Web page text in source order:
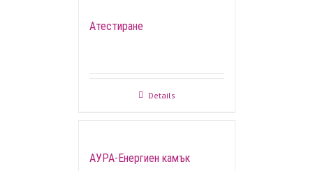
Атестиране
Details
АУРА-Енергиен камък